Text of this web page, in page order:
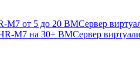
Сервер
Сервер